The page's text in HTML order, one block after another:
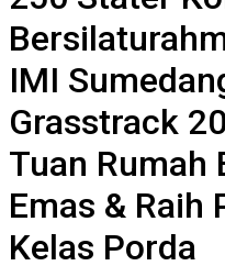
IMI
Grasstrack
Tuan Rumah
Emas & Raih
Kelas Porda